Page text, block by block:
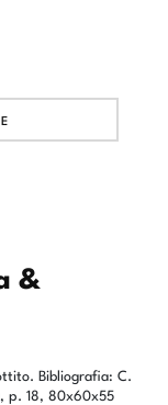
&
Bibliografia: C.
p. 18, 80x60x55